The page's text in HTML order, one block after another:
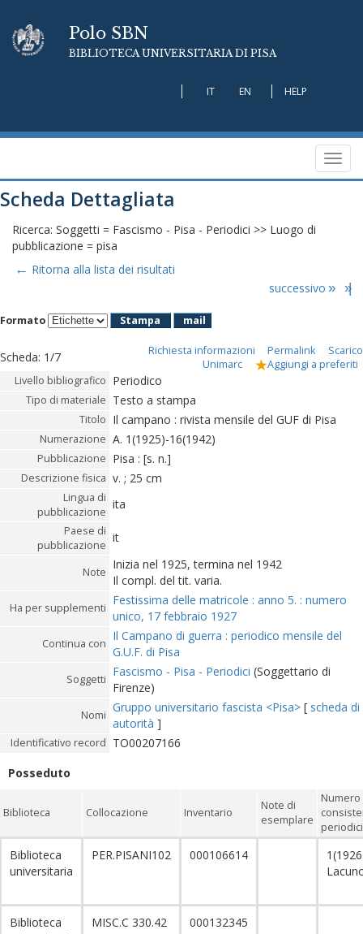
Polo SBN
BIBLIOTECA UNIVERSITARIA DI PISA
IT EN HELP
Scheda Dettagliata
Ricerca: Soggetti = Fascismo - Pisa - Periodici >> Luogo di
pubblicazione = pisa
← Ritorna alla lista dei risultati
successivo » »|
Formato Stampa mail
Scheda: 1/7 Richiesta informazioni Permalink
Scarico
Unimarc
Aggiungi a preferiti
Livello bibliografico Periodico
Tipo di materiale Testo a stampa
Titolo Il campano : rivista mensile del GUF di Pisa
Numerazione A. 1(1925)-16(1942)
Pubblicazione Pisa : [s. n.]
Descrizione fisica v. ; 25 cm
Lingua di
pubblicazione
ita
Paese di
pubblicazione
it
Note
Inizia nel 1925, termina nel 1942
Il compl. del tit. varia.
Ha per supplementi
Festissima delle matricole : anno 5. : numero
unico, 17 febbraio 1927
Continua con
Il Campano di guerra : periodico mensile del
G.U.F. di Pisa
Soggetti
Fascismo - Pisa - Periodici (Soggettario di
Firenze)
Nomi
Gruppo universitario fascista <Pisa> [ scheda di
autorità ]
Identificativo record TO00207166
Posseduto
Biblioteca Collocazione Inventario
Note di
esemplare
periodici
Biblioteca
universitaria
PER.PISANI102 000106614
Biblioteca
MISC.C 330.42 000132345